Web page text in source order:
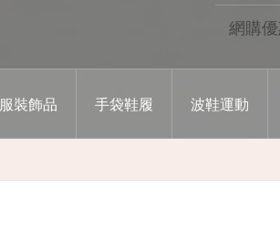
網購
服裝飾品 手袋鞋履 波鞋運動